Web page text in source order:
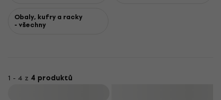
Obaly, kufry a racky
- všechny
1 - 4 z 4 produktů